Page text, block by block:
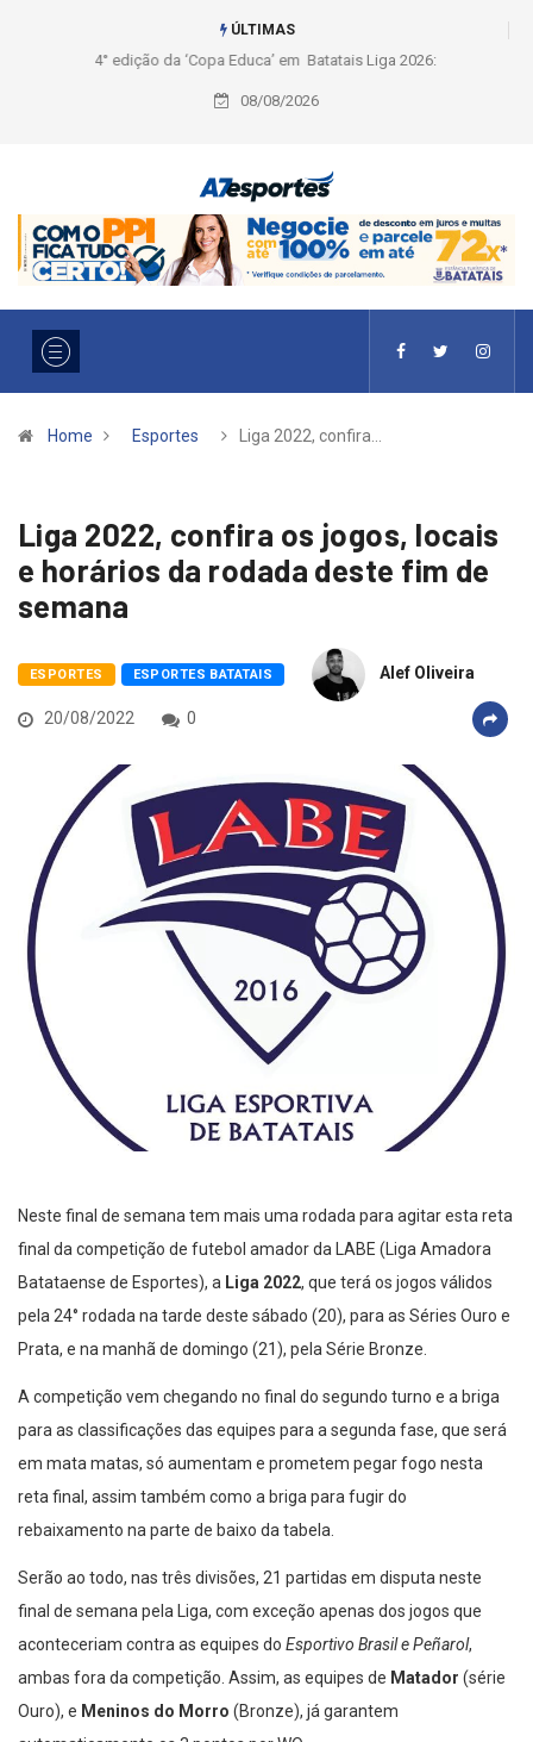
ÚLTIMAS
Liga 2026: Equipes rompem com a LABE na Série Ouro e entidade define
a 2° fase, times e formato
08/08/2026
Home Esportes Liga 2022, confira…
Liga 2022, confira os jogos, locais
e horários da rodada deste fim de
semana
ESPORTES ESPORTES BATATAIS Alef Oliveira
20/08/2022 0
Neste final de semana tem mais uma rodada para agitar esta reta
final da competição de futebol amador da LABE (Liga Amadora
Batataense de Esportes), a Liga 2022, que terá os jogos válidos
pela 24° rodada na tarde deste sábado (20), para as Séries Ouro e
Prata, e na manhã de domingo (21), pela Série Bronze.
A competição vem chegando no final do segundo turno e a briga
para as classificações das equipes para a segunda fase, que será
em mata matas, só aumentam e prometem pegar fogo nesta
reta final, assim também como a briga para fugir do
rebaixamento na parte de baixo da tabela.
Serão ao todo, nas três divisões, 21 partidas em disputa neste
final de semana pela Liga, com exceção apenas dos jogos que
aconteceriam contra as equipes do Esportivo Brasil e Peñarol,
ambas fora da competição. Assim, as equipes de Matador (série
Ouro), e Meninos do Morro (Bronze), já garantem